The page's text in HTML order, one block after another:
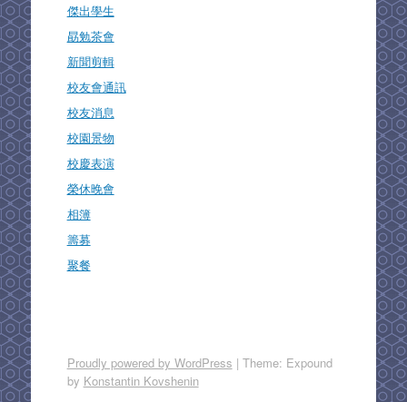
傑出學生
勗勉茶會
新聞剪輯
校友會通訊
校友消息
校園景物
校慶表演
榮休晚會
相簿
籌募
聚餐
Proudly powered by WordPress | Theme: Expound
by Konstantin Kovshenin